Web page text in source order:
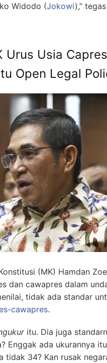
Widodo (Jokowi),”
Urus Usia
Open Legal
(MK) Hamdan
dan cawapres dalam
tidak ada standar
cawapres.
itu. Dia juga
Enggak ada ukurannya
tidak 34? Kan rusak